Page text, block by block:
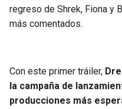
regreso de Shrek, Fiona y
más comentados.
Con este primer tráiler,
la campaña de
producciones más